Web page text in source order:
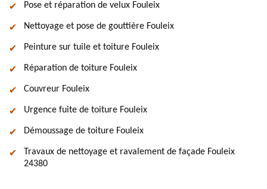
Pose et réparation de velux Fouleix
Nettoyage et pose de gouttière Fouleix
Peinture sur tuile et toiture Fouleix
Réparation de toiture Fouleix
Couvreur Fouleix
Urgence fuite de toiture Fouleix
Démoussage de toiture Fouleix
Travaux de nettoyage et ravalement de façade Fouleix
24380